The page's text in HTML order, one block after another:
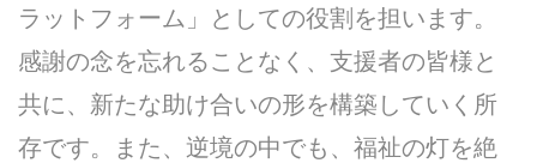
ラットフォーム」としての役割を担います。
感謝の念を忘れることなく、支援者の皆様と
共に、新たな助け合いの形を構築していく所
存です。また、逆境の中でも、福祉の灯を絶